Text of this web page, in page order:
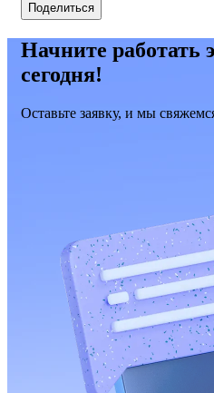
Поделиться
Начните работать
сегодня!
Оставьте заявку, и мы